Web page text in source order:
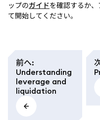
ップのガイドを確認するか
て開始してください。
前へ:
Understanding
leverage and
liquidation